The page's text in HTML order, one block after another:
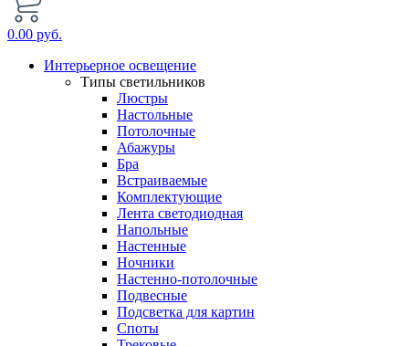
0.00 руб.
Интерьерное освещение
Типы светильников
Люстры
Настольные
Потолочные
Абажуры
Бра
Встраиваемые
Комплектующие
Лента светодиодная
Напольные
Настенные
Ночники
Настенно-потолочные
Подвесные
Подсветка для картин
Споты